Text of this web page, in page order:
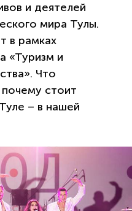
и деятелей
мира Тулы.
в рамках
«Туризм и
Что
почему стоит
– в нашей